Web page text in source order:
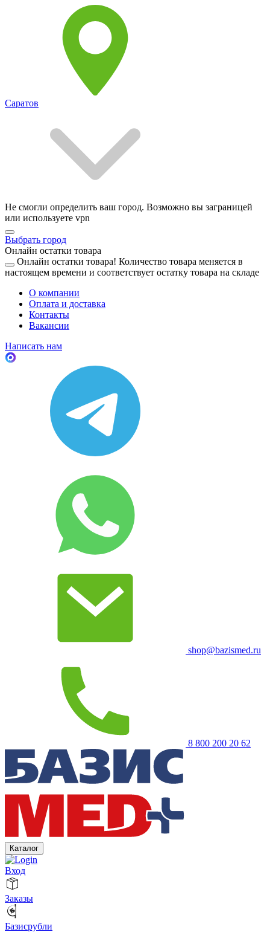
Саратов
Не смогли определить ваш город. Возможно вы заграницей
или используете vpn
Выбрать город
Онлайн остатки товара
Онлайн остатки товара! Количество товара меняется в
настоящем времени и соответствует остатку товара на складе
О компании
Оплата и доставка
Контакты
Вакансии
Написать нам
shop@bazismed.ru
8 800 200 20 62
Каталог
Вход
Заказы
Базисрубли